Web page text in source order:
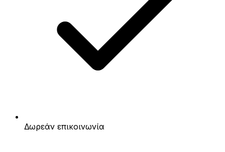
Δωρεάν επικοινωνία